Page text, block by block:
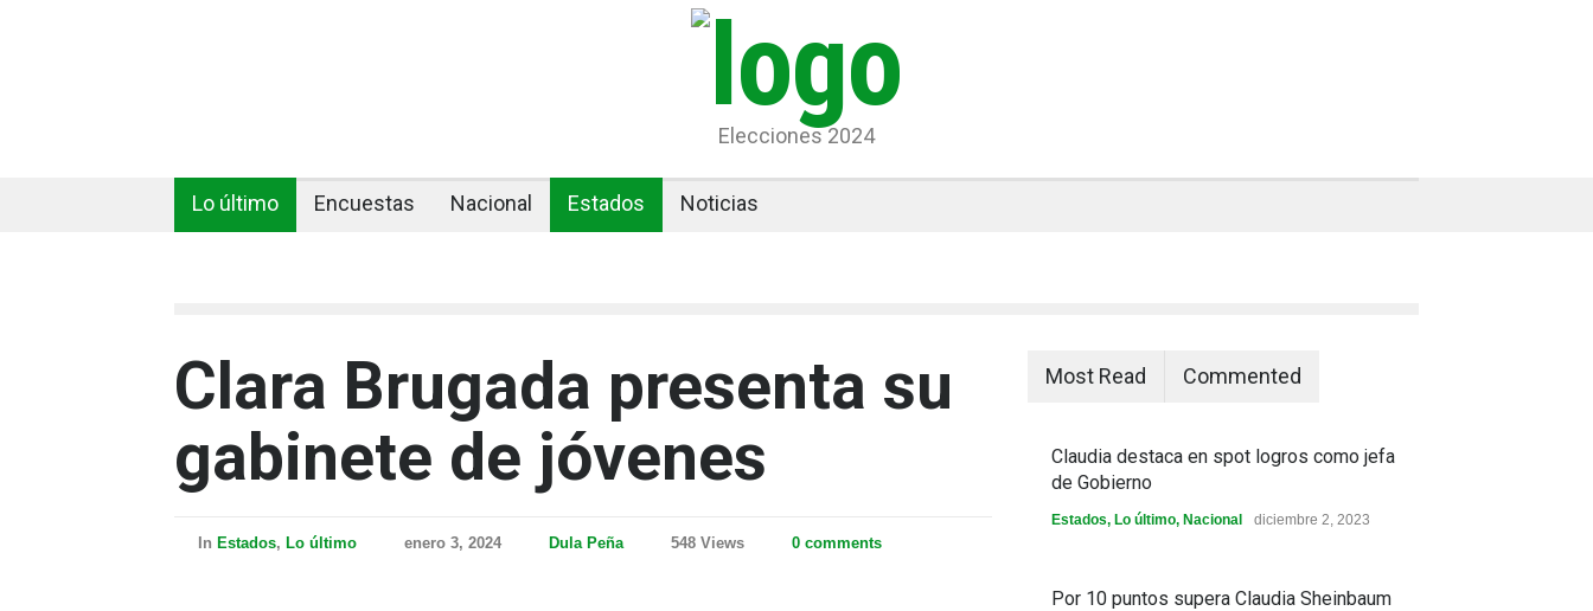
Elecciones 2024
Lo último Encuestas Nacional Estados Noticias
Clara Brugada presenta su
gabinete de jóvenes
In Estados, Lo último enero 3, 2024 Dula Peña 548 Views 0 comments
Most Read Commented
Claudia destaca en spot logros como jefa
de Gobierno
Estados, Lo último, Nacional diciembre 2, 2023
Por 10 puntos supera Claudia Sheinbaum